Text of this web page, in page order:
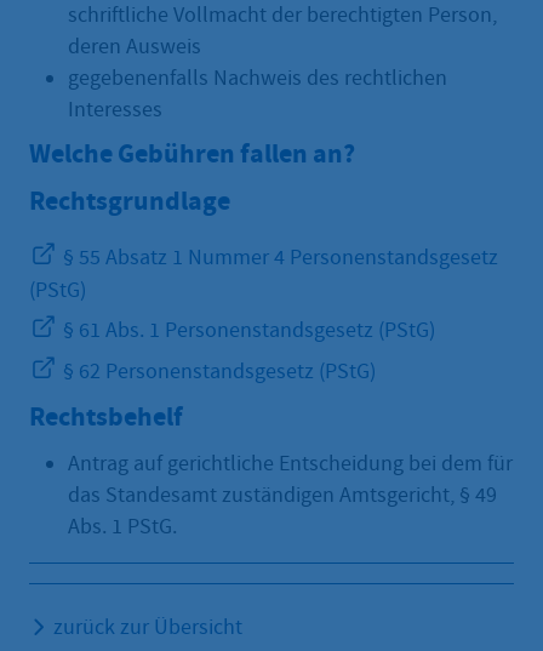
schriftliche Vollmacht der berechtigten Person,
deren Ausweis
gegebenenfalls Nachweis des rechtlichen
Interesses
Welche Gebühren fallen an?
Rechtsgrundlage
§ 55 Absatz 1 Nummer 4 Personenstandsgesetz
(PStG)
§ 61 Abs. 1 Personenstandsgesetz (PStG)
§ 62 Personenstandsgesetz (PStG)
Rechtsbehelf
Antrag auf gerichtliche Entscheidung bei dem für
das Standesamt zuständigen Amtsgericht, § 49
Abs. 1 PStG.
zurück zur Übersicht